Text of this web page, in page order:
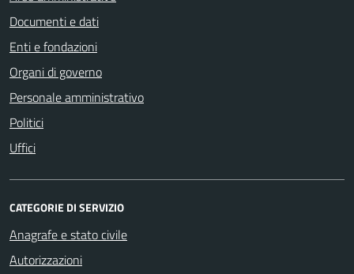
Documenti e dati
Enti e fondazioni
Organi di governo
Personale amministrativo
Politici
Uffici
CATEGORIE DI SERVIZIO
Anagrafe e stato civile
Autorizzazioni